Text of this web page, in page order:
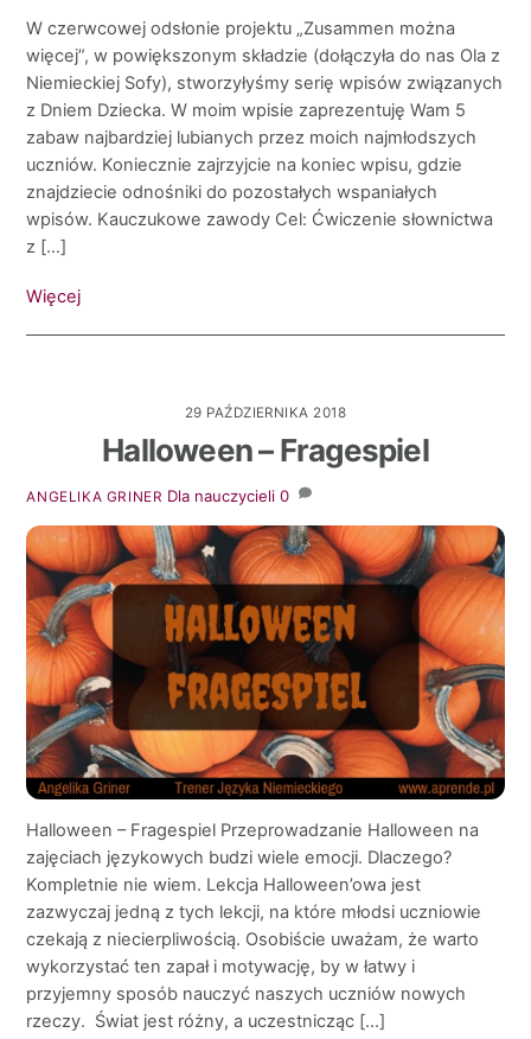
W czerwcowej odsłonie projektu „Zusammen można
więcej”, w powiększonym składzie (dołączyła do nas Ola z
Niemieckiej Sofy), stworzyłyśmy serię wpisów związanych
z Dniem Dziecka. W moim wpisie zaprezentuję Wam 5
zabaw najbardziej lubianych przez moich najmłodszych
uczniów. Koniecznie zajrzyjcie na koniec wpisu, gdzie
znajdziecie odnośniki do pozostałych wspaniałych
wpisów. Kauczukowe zawody Cel: Ćwiczenie słownictwa
z […]
Więcej
29 PAŹDZIERNIKA 2018
Halloween – Fragespiel
ANGELIKA GRINER Dla nauczycieli 0
Halloween – Fragespiel Przeprowadzanie Halloween na
zajęciach językowych budzi wiele emocji. Dlaczego?
Kompletnie nie wiem. Lekcja Halloween’owa jest
zazwyczaj jedną z tych lekcji, na które młodsi uczniowie
czekają z niecierpliwością. Osobiście uważam, że warto
wykorzystać ten zapał i motywację, by w łatwy i
przyjemny sposób nauczyć naszych uczniów nowych
rzeczy. Świat jest różny, a uczestnicząc […]